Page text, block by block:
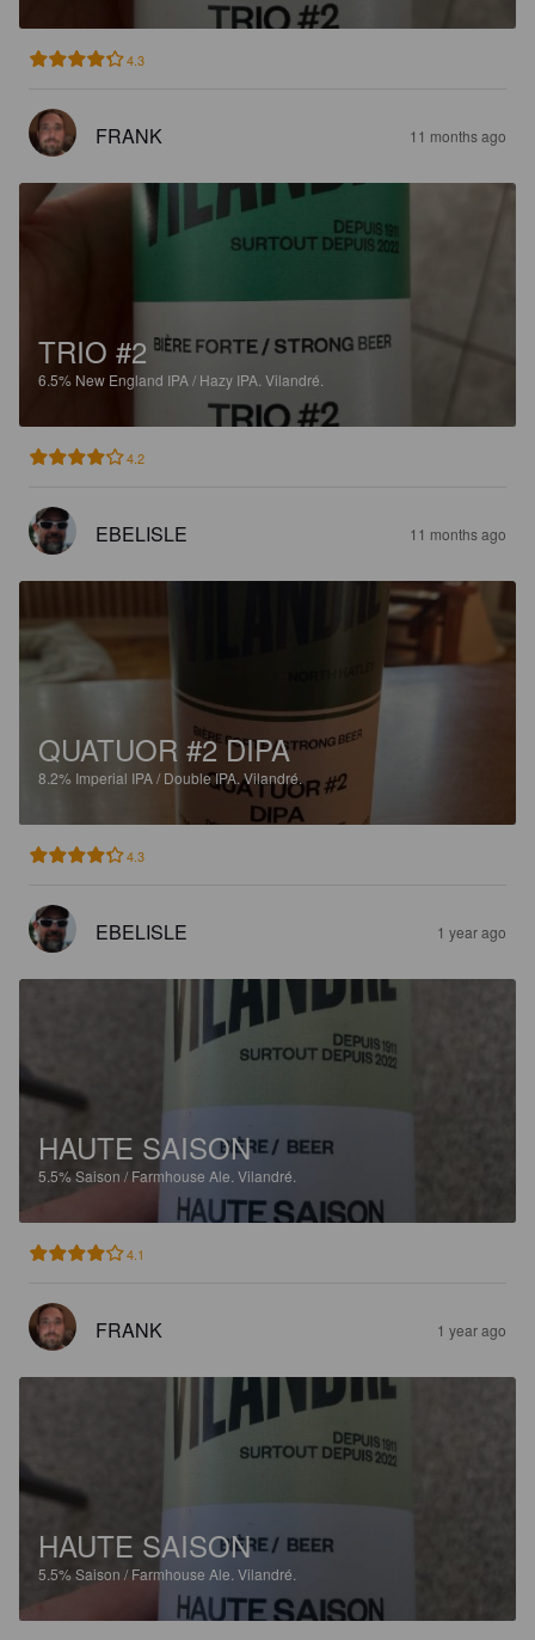
4.3
FRANK 11 months ago
TRIO #2
6.5% New England IPA / Hazy IPA. Vilandré.
4.2
EBELISLE 11 months ago
QUATUOR #2 DIPA
8.2% Imperial IPA / Double IPA.Vilandré.
4.3
EBELISLE 1 year ago
HAUTE SAISON
5.5%Saison / Farmhouse Ale. Vilandré.
4.1
FRANK 1 year ago
HAUTE SAISON
5.5%Saison / Farmhouse Ale. Vilandré.